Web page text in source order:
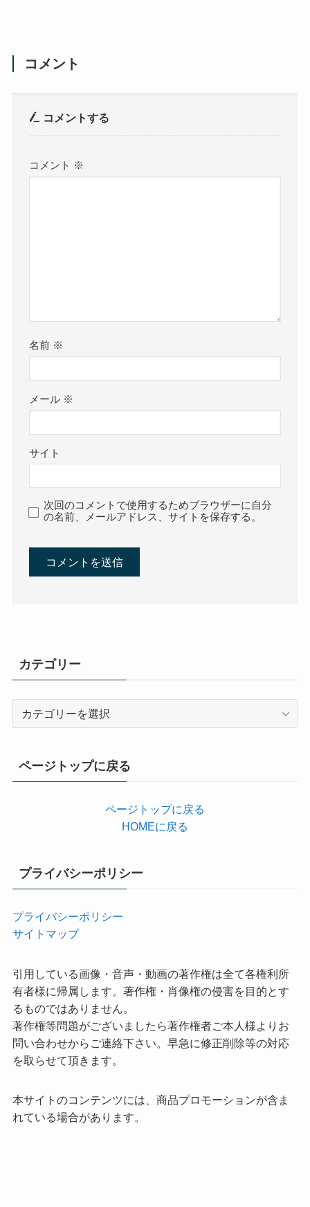
コメント
コメントする
コメント ※
名前 ※
メール ※
サイト
次回のコメントで使用するためブラウザーに自分
の名前、メールアドレス、サイトを保存する。
カテゴリー
ページトップに戻る
ページトップに戻る
HOMEに戻る
プライバシーポリシー
プライバシーポリシー
サイトマップ
引用している画像・音声・動画の著作権は全て各権利所
有者様に帰属します。著作権・肖像権の侵害を目的とす
るものではありません。
著作権等問題がございましたら著作権者ご本人様よりお
問い合わせからご連絡下さい。早急に修正削除等の対応
を取らせて頂きます。
本サイトのコンテンツには、商品プロモーションが含ま
れている場合があります。